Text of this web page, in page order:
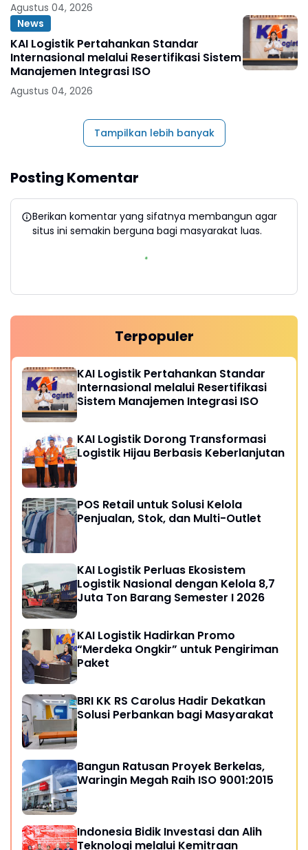
Agustus 04, 2026
News
KAI Logistik Pertahankan Standar
Internasional melalui Resertifikasi Sistem
Manajemen Integrasi ISO
Agustus 04, 2026
Tampilkan lebih banyak
Posting Komentar
Berikan komentar yang sifatnya membangun agar
situs ini semakin berguna bagi masyarakat luas.
Terpopuler
KAI Logistik Pertahankan Standar
Internasional melalui Resertifikasi
Sistem Manajemen Integrasi ISO
KAI Logistik Dorong Transformasi
Logistik Hijau Berbasis Keberlanjutan
POS Retail untuk Solusi Kelola
Penjualan, Stok, dan Multi-Outlet
KAI Logistik Perluas Ekosistem
Logistik Nasional dengan Kelola 8,7
Juta Ton Barang Semester I 2026
KAI Logistik Hadirkan Promo
“Merdeka Ongkir” untuk Pengiriman
Paket
BRI KK RS Carolus Hadir Dekatkan
Solusi Perbankan bagi Masyarakat
Bangun Ratusan Proyek Berkelas,
Waringin Megah Raih ISO 9001:2015
Indonesia Bidik Investasi dan Alih
Teknologi melalui Kemitraan